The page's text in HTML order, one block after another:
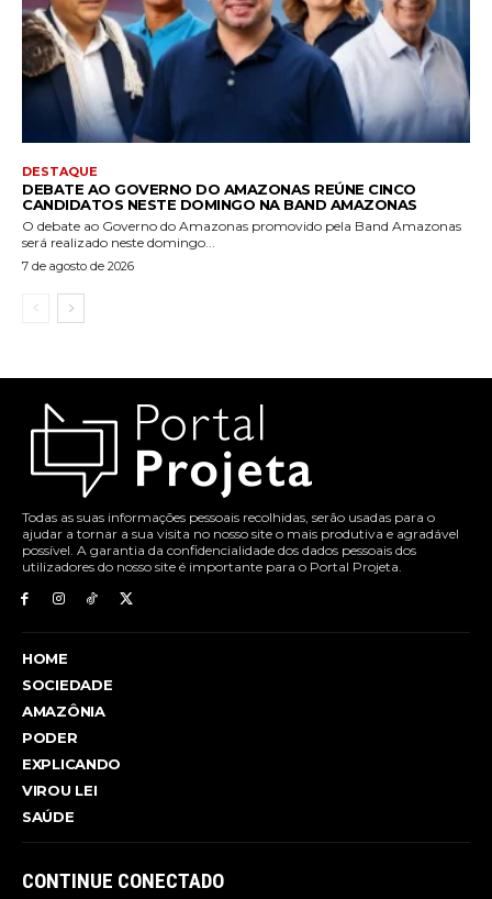
DESTAQUE
DEBATE AO GOVERNO DO AMAZONAS REÚNE CINCO
CANDIDATOS NESTE DOMINGO NA BAND AMAZONAS
O debate ao Governo do Amazonas promovido pela Band Amazonas
será realizado neste domingo...
7 de agosto de 2026
Todas as suas informações pessoais recolhidas, serão usadas para o
ajudar a tornar a sua visita no nosso site o mais produtiva e agradável
possível. A garantia da confidencialidade dos dados pessoais dos
utilizadores do nosso site é importante para o Portal Projeta.
HOME
SOCIEDADE
AMAZÔNIA
PODER
EXPLICANDO
VIROU LEI
SAÚDE
CONTINUE CONECTADO